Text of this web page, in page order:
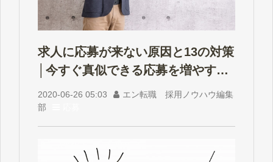
求人に応募が来ない原因と13の対策
│今すぐ真似できる応募を増やす方
法
2020-06-26 05:03
エン転職 採用ノウハウ編集
部